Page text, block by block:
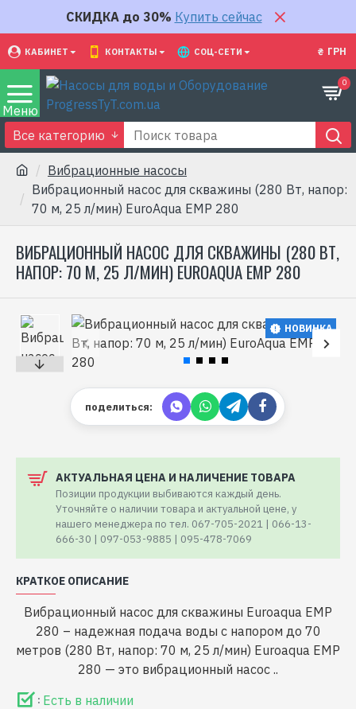
СКИДКА до 30% Купить сейчас
КАБИНЕТ КОНТАКТЫ СОЦ-СЕТИ ₴ ГРН
0
Все категорию
Вибрационные насосы
Вибрационный насос для скважины (280 Вт, напор:
70 м, 25 л/мин) EuroAqua EMP 280
ВИБРАЦИОННЫЙ НАСОС ДЛЯ СКВАЖИНЫ (280 ВТ,
НАПОР: 70 М, 25 Л/МИН) EUROAQUA EMP 280
НОВИНКА
поделиться:
АКТУАЛЬНАЯ ЦЕНА И НАЛИЧЕНИЕ ТОВАРА
Позиции продукции выбиваются каждый день.
Уточняйте о наличии товара и актуальной цене, у
нашего менеджера по тел. 067-705-2021 | 066-13-
666-30 | 097-053-9885 | 095-478-7069
КРАТКОЕ ОПИСАНИЕ
Вибрационный насос для скважины Euroaqua EMP
280 – надежная подача воды с напором до 70
метров (280 Вт, напор: 70 м, 25 л/мин) Euroaqua EMP
280 — это вибрационный насос ..
: Есть в наличии